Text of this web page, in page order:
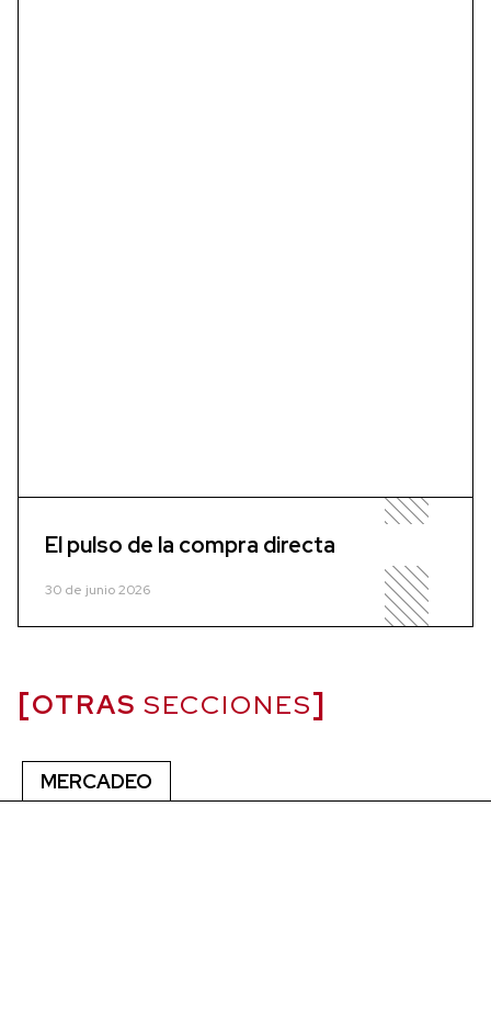
El pulso de la compra directa
30 de junio 2026
OTRAS SECCIONES
MERCADEO